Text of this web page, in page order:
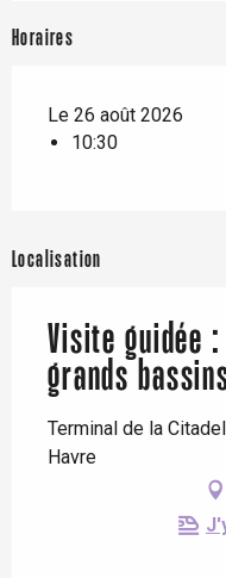
Horaires
Le 26 août 2026
10:30
Localisation
Visite guidée
grands
Terminal de la
Havre